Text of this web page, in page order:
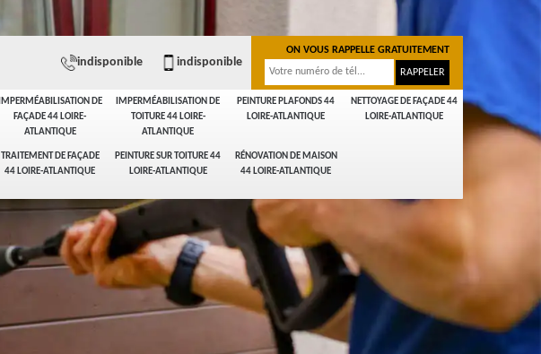
IMPERMÉABILISATION DE
FAÇADE 44 LOIRE-
ATLANTIQUE
IMPERMÉABILISATION DE
TOITURE 44 LOIRE-
ATLANTIQUE
PEINTURE PLAFONDS 44
LOIRE-ATLANTIQUE
NETTOYAGE DE FAÇADE 44
LOIRE-ATLANTIQUE
TRAITEMENT DE FAÇADE
44 LOIRE-ATLANTIQUE
PEINTURE SUR TOITURE 44
LOIRE-ATLANTIQUE
RÉNOVATION DE MAISON
44 LOIRE-ATLANTIQUE
indisponible indisponible
ON VOUS RAPPELLE GRATUITEMENT